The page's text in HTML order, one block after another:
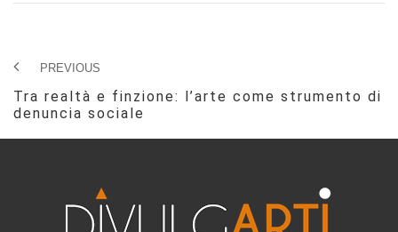
PREVIOUS
Tra realtà e finzione: l’arte come strumento di
denuncia sociale